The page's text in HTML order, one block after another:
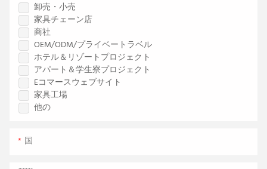
卸売・小売
家具チェーン店
商社
OEM/ODM/プライベートラベル
ホテル＆リゾートプロジェクト
アパート＆学生寮プロジェクト
Eコマースウェブサイト
家具工場
他の
国